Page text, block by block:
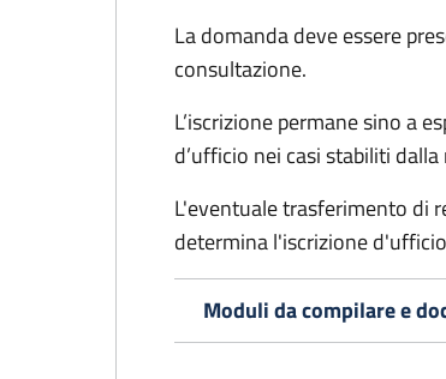
La domanda deve essere
consultazione.
L’iscrizione permane sino a
d’ufficio nei casi stabiliti
L'eventuale trasferimento di
determina l'iscrizione
Moduli da compilare e